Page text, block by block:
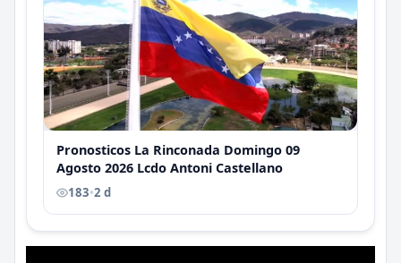
Pronosticos La Rinconada Domingo 09
Agosto 2026 Lcdo Antoni Castellano
183•2 d